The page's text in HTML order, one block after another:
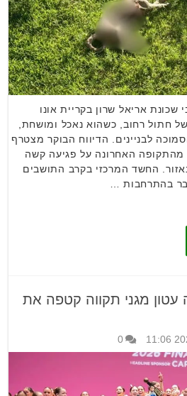
שכונת אריאל שרון בקריית אונו
חתול רחוב, כשהוא נאכל ומושחת,
לבניינים. הדיווח הבוקר מצטרף
מהתקופה האחרונה על פגיעה קשה
החשד המרכזי בקרב התושבים
בהתרחבות …
עטון מגני תקווה קטפה את
0